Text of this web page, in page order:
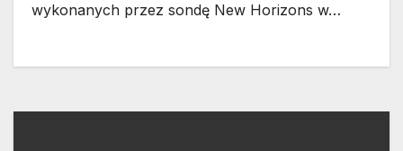
wykonanych przez sondę New Horizons w…